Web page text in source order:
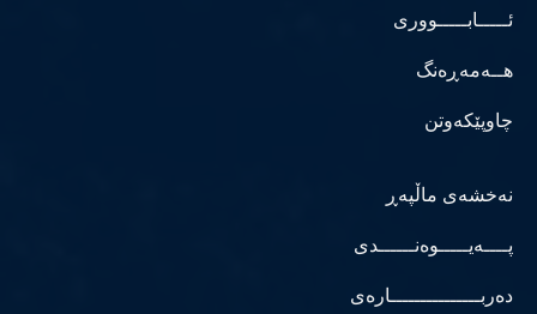
ئـــــابـــــووری
هــەمەڕەنگ
چاوپێکەوتن
نەخشەی ماڵپەڕ
پــــەیـــــوەنــــــدی
دەربـــــــــــــــارەی